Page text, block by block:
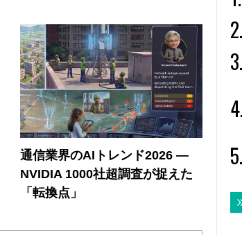
通信業界のAIトレンド2026 ―
NVIDIA 1000社超調査が捉えた
「転換点」